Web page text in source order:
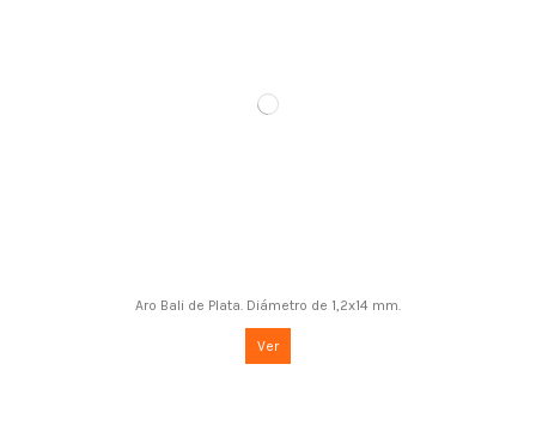
Aro Bali de Plata. Diámetro de 1,2x14 mm.
Ver